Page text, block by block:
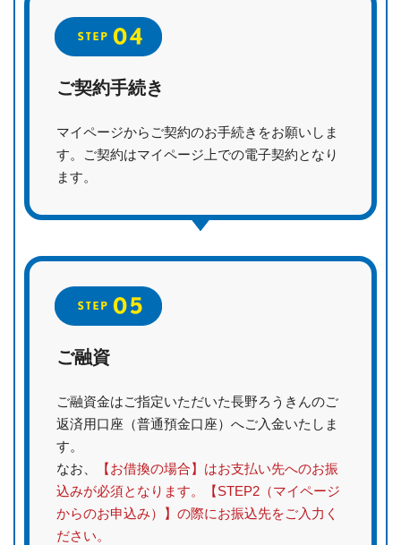
ご契約手続き
マイページからご契約のお手続きをお願いしま
す。ご契約はマイページ上での電子契約となり
ます。
ご融資
ご融資金はご指定いただいた長野ろうきんのご
返済用口座（普通預金口座）へご入金いたしま
す。
なお、
【お借換の場合】はお支払い先へのお振
込みが必須となります。【STEP2（マイページ
からのお申込み）】の際にお振込先をご入力く
ださい。